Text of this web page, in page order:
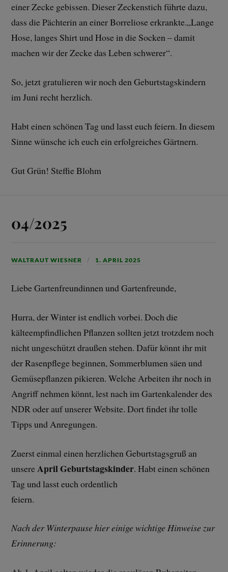
einer Zecke gebissen. Dieser Zeckenstich führte dazu,
dass die Pächterin an einer Borreliose erkrankte.„Lange
Hose, langes Shirt und Hose in die Socken – damit
machen wir der Zecke das Leben schwerer“.
So, jetzt gratulieren wir noch den Geburtstagskindern
im Juni recht herzlich.
Habt einen schönen Tag und lasst euch feiern. In diesem
Sinne wünsche ich euch ein erfolgreiches Gärtnern.
Gut Grün! Steffie Blohm
04/2025
WALTRAUT WIESNER 1. APRIL 2025
Liebe Gartenfreundinnen und Gartenfreunde,
Hurra, der Winter ist endlich vorbei. Doch die
kälteempfindlichen Pflanzen sollten jetzt trotzdem noch
nicht ungeschützt draußen stehen. Dafür könnt ihr mit
der Rasenpflege beginnen, Sommerblumen säen und
Gemüsepflanzen pikieren. Welche Arbeiten ihr noch in
Angriff nehmen könnt, lest nach im Gartenkalender des
NDR oder auf unserer Website. Dort findet ihr tolle
Tipps und Anregungen.
Zuerst einmal einen herzlichen Geburtstagsgruß an
unsereApril Geburtstagskinder. Habt einen schönen
Tag und lasst euch ordentlich
feiern.
Nach der Winterpause hier einige wichtige Hinweise zur
Erinnerung: